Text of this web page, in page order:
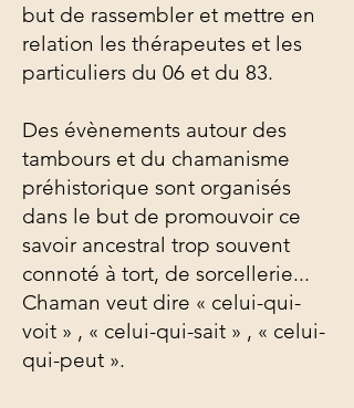
but de rassembler et mettre en
relation les thérapeutes et les
particuliers du 06 et du 83.
Des évènements autour des
tambours et du chamanisme
préhistorique sont organisés
dans le but de promouvoir ce
savoir ancestral trop souvent
connoté à tort, de sorcellerie...
Chaman veut dire « celui-qui-
voit » , « celui-qui-sait » , « celui-
qui-peut ».